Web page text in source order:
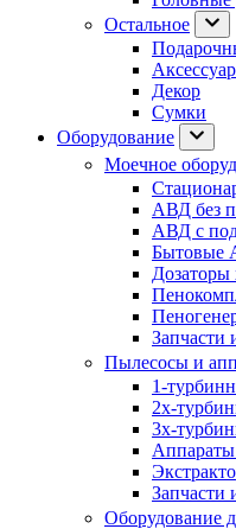
Остальное
Декор
Сумки
Оборудование
Моечное
АВД без
АВД с
Бытовые
Запчасти
Пылесосы и
1-
2х-
3х-
Запчасти
Оборудование